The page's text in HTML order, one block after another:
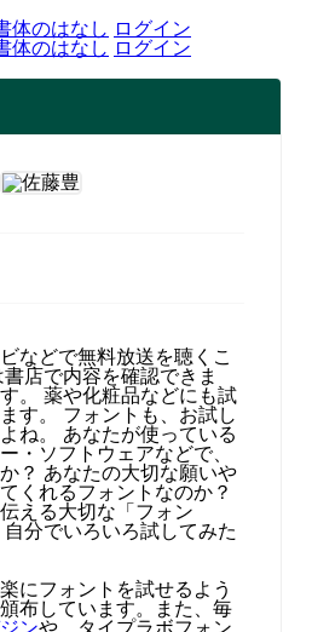
体のはなし ログイン
体のはなし ログイン
などで無料放送を聴くこ
店で内容を確認できま
。 薬や化粧品などにも試
す。 フォントも、お試し
ね。 あなたが使っている
・ソフトウェアなどで、
？ あなたの大切な願いや
くれるフォントなのか？
える大切な「フォン
自分でいろいろ試してみた
にフォントを試せるよう
布しています。また、毎
ンや、タイプラボフォン